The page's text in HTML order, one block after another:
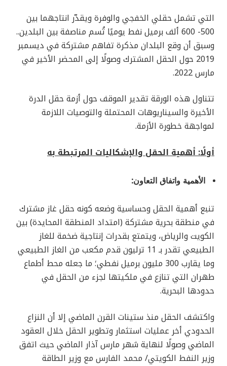
التي تشمل حقلي الخفجي والوفرة ويقدّر انتاجهما بين
500- 600 ألف برميل نفط يوميًا تُسم مناصفة بين البلدين..
وسبق أن وقع البلدان مذكرة تفاهم مشتركة في ديسمبر
2019 حول الحقل المشترك وصولًا إلى المحضر الأخير في
مارس 2022.
تتناول هذه الورقة تقدير الموقف حول أزمة حقل الدرة
الأخيرة والسيناريوهات المحتملة والتوصيات اللازمة
لمواجهة خطورة الأزمة.
أولًا: أهمية الحقل والإشكاليات المرتبطة به
الأهمية واتفاق التعاون:
تنبع أهمية الحقل وحساسية وضعه كونه حقل غاز مشترك
في منطقة بحرية مشتركة (امتداد المنطقة المحايدة) بين
الكويت والرياض، ويتمتع بقدرات إنتاجية ضخمة للغاز
الطبيعي تقدر بـ 11 ترليون قدم مكعب من الغاز الطبيعي
وما يقارب 300 مليون برميل نفطي؛ ما جعله محط أطماع
طهران التي تنازع في ملكيتها لجزء من الحقل في
حدودها البحرية.
واكتشف الحقل منذ ستينات القرن الماضي إلا أن النزاع
الحدودي أخر عمليات استثمار وتطوير الحقل خلال العقود
الماضي وصولًا لنهاية شهر مارس آذار الماضي حيث اتفق
وزير النفط الكويتي/ محمد الفارس مع وزير الطاقة